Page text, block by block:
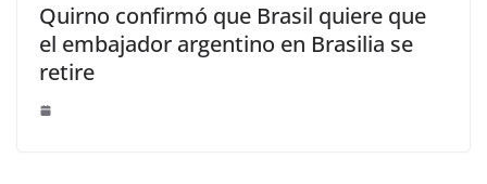
Quirno confirmó que Brasil quiere que
el embajador argentino en Brasilia se
retire